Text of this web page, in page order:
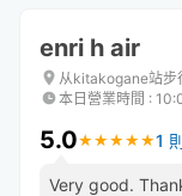
enri h air
从kitakogane站步
本日營業時間 :
5.0★ ★ ★ ★ ★
★ ★ ★ ★ ★1
Very good.